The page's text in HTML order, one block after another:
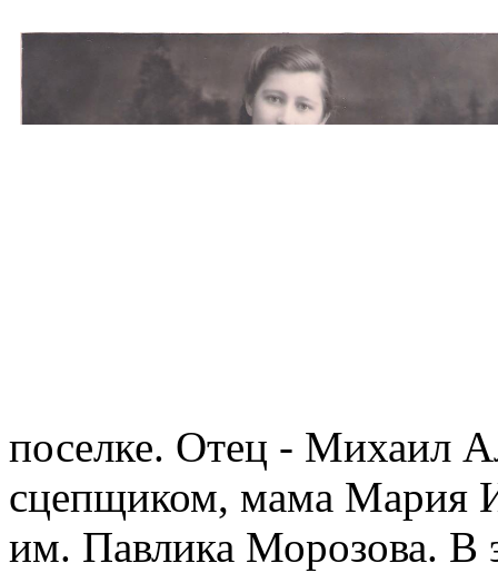
поселке. Отец - Михаил
сцепщиком, мама Мария
им. Павлика Морозова. В